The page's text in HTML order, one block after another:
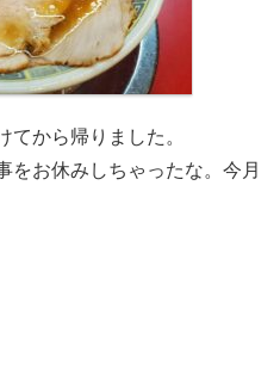
てから帰りました。
をお休みしちゃったな。今月